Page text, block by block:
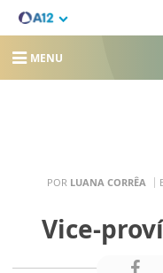
MENU
POR LUANA CORRÊA
Vice-